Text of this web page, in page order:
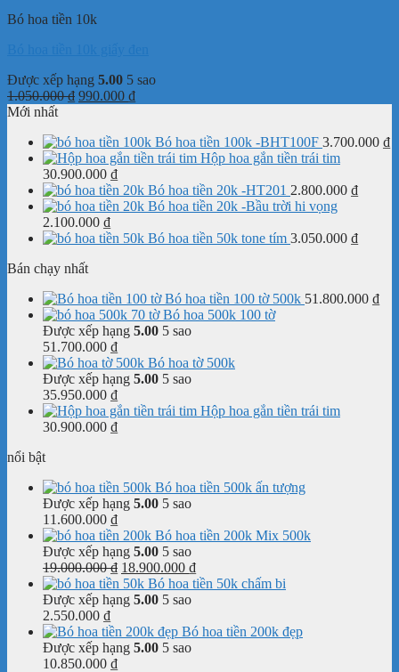
Bó hoa tiền 10k
Được xếp hạng 5.00 5 sao
1.050.000₫ Giá
1.050.000 ₫.
990.000 ₫Giá
là:
990.000 ₫.
Mới nhất
Bó hoa tiền 100k -BHT100F 3.700.000 ₫
Hộp hoa gắn tiền trái tim
30.900.000 ₫
Bó hoa tiền 20k -HT201 2.800.000 ₫
Bó hoa tiền 20k -Bầu trời hi vọng
2.100.000 ₫
Bó hoa tiền 50k tone tím 3.050.000 ₫
Bán chạy nhất
Bó hoa tiền 100 tờ 500k 51.800.000 ₫
Bó hoa 500k 100 tờ
Được xếp hạng 5.00 5 sao
51.700.000 ₫
Bó hoa tờ 500k
Được xếp hạng 5.00 5 sao
35.950.000 ₫
Hộp hoa gắn tiền trái tim
30.900.000 ₫
nổi bật
Bó hoa tiền 500k ấn tượng
Được xếp hạng 5.00 5 sao
11.600.000 ₫
Bó hoa tiền 200k Mix 500k
Được xếp hạng 5.00 5 sao
19.000.000₫ Giá
gốc
là:
18.900.000 ₫Giá
hiện
18.900.000 ₫.
Bó hoa tiền 50k chấm bi
Được xếp hạng 5.00 5 sao
2.550.000 ₫
Bó hoa tiền 200k đẹp
Được xếp hạng 5.00 5 sao
10.850.000 ₫